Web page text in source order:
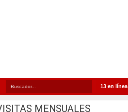
13 en línea
MENSUALES